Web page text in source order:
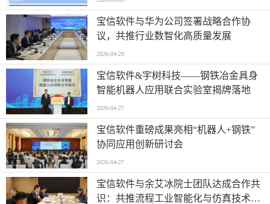
宝信软件与华为公司签署战略合作协
议，共推行业数智化高质量发展
2026-04-29
宝信软件&宇树科技——钢铁冶金具身
智能机器人应用联合实验室揭牌落地
2026-04-27
宝信软件重磅成果亮相“机器人+钢铁”
协同应用创新研讨会
2026-04-27
宝信软件与余艾冰院士团队达成合作共
识：共推流程工业智能化与仿真技术创